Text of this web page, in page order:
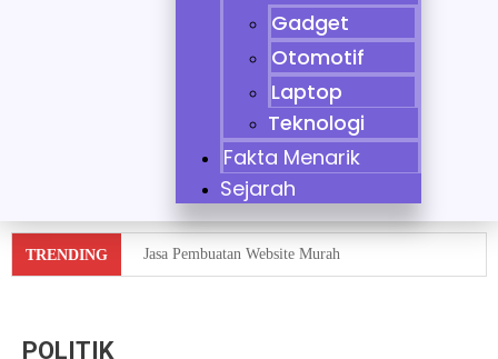
Gadget
Otomotif
Laptop
Teknologi
Fakta Menarik
Sejarah
TRENDING Jasa Pembuatan Website Murah
POLITIK